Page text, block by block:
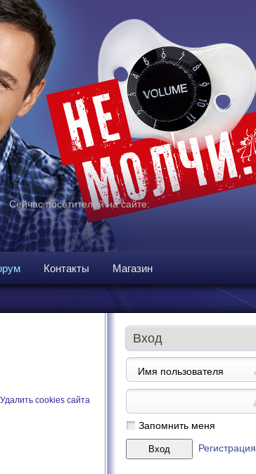
Сейчас посетителей на сайте:
Контакты Магазин
Удалить cookies сайта
Вход
Запомнить меня
Регистрация